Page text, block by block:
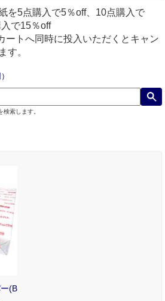
を5点購入で5％off、10点購入で
で15％off
ートへ同時に投入いただくとキャン
す。
索します。
(B